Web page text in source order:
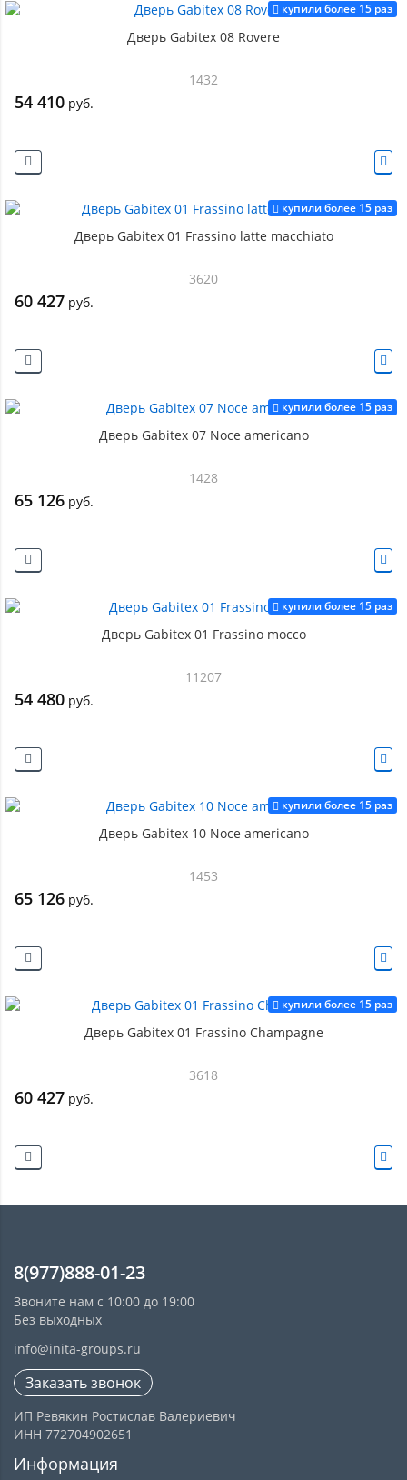
купили более 15 раз
Дверь Gabitex 08 Rovere
1432
54 410 руб.
купили более 15 раз
Дверь Gabitex 01 Frassino latte macchiato
3620
60 427 руб.
купили более 15 раз
Дверь Gabitex 07 Noce americano
1428
65 126 руб.
купили более 15 раз
Дверь Gabitex 01 Frassino mocco
11207
54 480 руб.
купили более 15 раз
Дверь Gabitex 10 Noce americano
1453
65 126 руб.
купили более 15 раз
Дверь Gabitex 01 Frassino Champagne
3618
60 427 руб.
8(977)888-01-23
Звоните нам с 10:00 до 19:00
Без выходных
info@inita-groups.ru
Заказать звонок
ИП Ревякин Ростислав Валериевич
ИНН 772704902651
Информация